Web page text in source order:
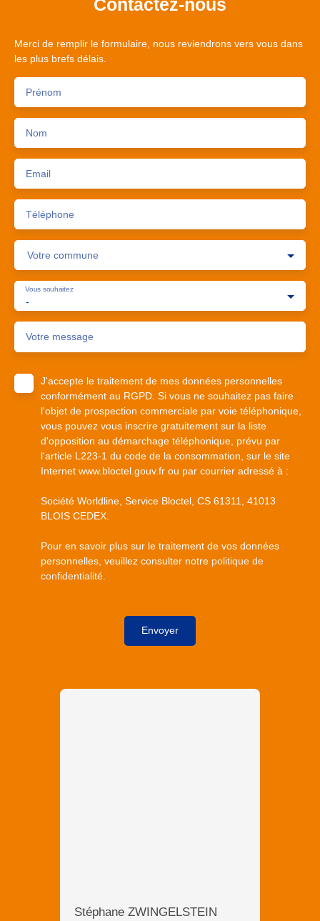
Merci de remplir le formulaire, nous reviendrons vers vous dans
les plus brefs délais.
Prénom
Nom
Email
Téléphone
Votre commune
-
Vous souhaitez
Votre message
J'accepte le traitement de mes données personnelles
conformément au RGPD. Si vous ne souhaitez pas faire
l'objet de prospection commerciale par voie téléphonique,
vous pouvez vous inscrire gratuitement sur la liste
d'opposition au démarchage téléphonique, prévu par
l'article L223-1 du code de la consommation, sur le site
Internet www.bloctel.gouv.fr ou par courrier adressé à :
Société Worldline, Service Bloctel, CS 61311, 41013
BLOIS CEDEX.
Pour en savoir plus sur le traitement de vos données
personnelles, veuillez consulter notre politique de
confidentialité
Envoyer
Stéphane ZWINGELSTEIN